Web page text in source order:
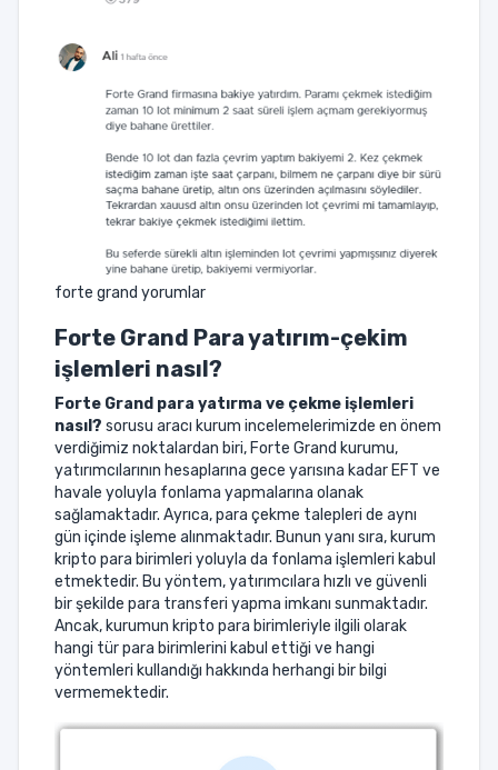
forte grand yorumlar
Forte Grand Para yatırım-çekim
işlemleri nasıl?
Forte Grand para yatırma ve çekme işlemleri
nasıl? sorusu aracı kurum incelemelerimizde en önem
verdiğimiz noktalardan biri, Forte Grand kurumu,
yatırımcılarının hesaplarına gece yarısına kadar EFT ve
havale yoluyla fonlama yapmalarına olanak
sağlamaktadır. Ayrıca, para çekme talepleri de aynı
gün içinde işleme alınmaktadır. Bunun yanı sıra, kurum
kripto para birimleri yoluyla da fonlama işlemleri kabul
etmektedir. Bu yöntem, yatırımcılara hızlı ve güvenli
bir şekilde para transferi yapma imkanı sunmaktadır.
Ancak, kurumun kripto para birimleriyle ilgili olarak
hangi tür para birimlerini kabul ettiği ve hangi
yöntemleri kullandığı hakkında herhangi bir bilgi
vermemektedir.